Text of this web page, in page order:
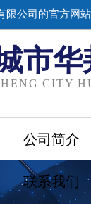
限公司的官方网站
市
CITY
公司简介
联系我们